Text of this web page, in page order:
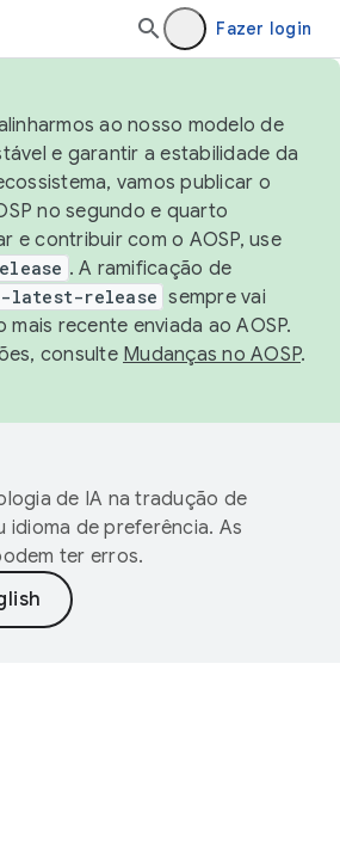
Fazer login
ao nosso modelo de
e garantir a estabilidade da
vamos publicar o
no segundo e quarto
e contribuir com o AOSP, use
. A ramificação de
latest-release sempre vai
recente enviada ao AOSP.
consulte Mudanças no AOSP.
de IA na tradução de
idioma de preferência. As
ter erros.